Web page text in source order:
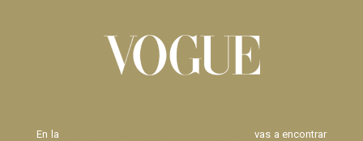
En la
vas a encontrar